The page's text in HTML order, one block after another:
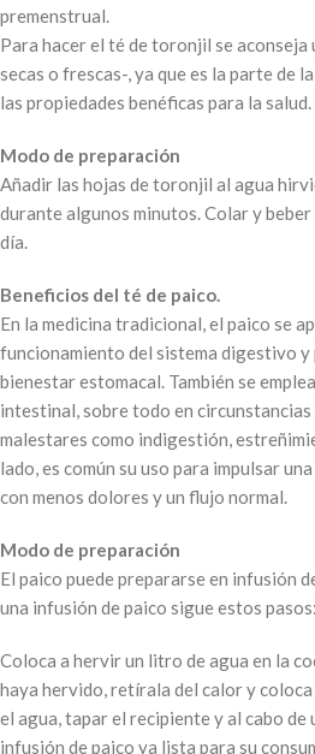
premenstrual.
Para hacer el té de toronjil se
secas o frescas-, ya que es la parte de
las propiedades benéficas para la salud.
Modo de preparación
Añadir las hojas de toronjil al agua
durante algunos minutos. Colar y
día.
Beneficios del té de paico.
En la medicina tradicional, el paico se
funcionamiento del sistema digestivo y
bienestar estomacal. También se
intestinal, sobre todo en circunstancias
malestares como indigestión,
lado, es común su uso para impulsar
con menos dolores y un flujo normal.
Modo de preparación
El paico puede prepararse en infusión
una infusión de paico sigue estos pasos:
Coloca a hervir un litro de agua en la
haya hervido, retírala del calor y coloca
el agua, tapar el recipiente y al cabo
infusión de paico ya lista para su